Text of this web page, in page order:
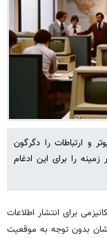
و ارتباطات را دگرگون
را برای این ادغام
برای انتشار اطلاعات
بدون توجه به موقعیت